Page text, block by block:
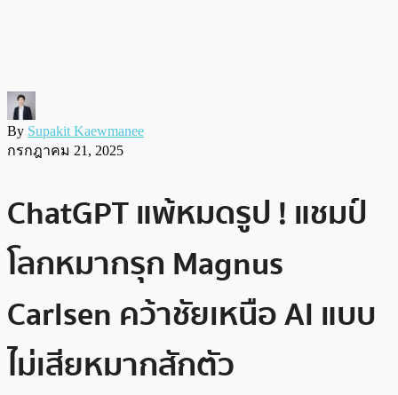
By Supakit Kaewmanee
กรกฎาคม 21, 2025
ChatGPT แพ้หมดรูป ! แชมป์
โลกหมากรุก Magnus
Carlsen คว้าชัยเหนือ AI แบบ
ไม่เสียหมากสักตัว